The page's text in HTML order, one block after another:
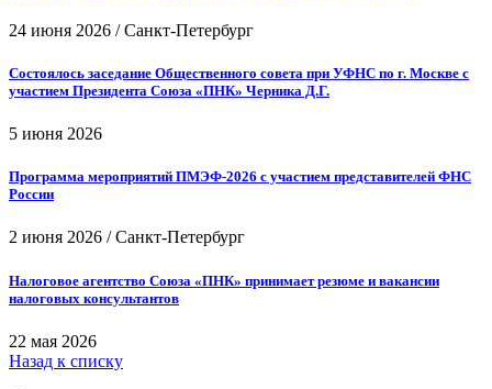
24 июня 2026 /Санкт-Петербург
Состоялось заседание Общественного совета при УФНС по г. Москве с
участием Президента Союза «ПНК» Черника Д.Г.
5 июня 2026
Программа мероприятий ПМЭФ-2026 с участием представителей ФНС
России
2 июня 2026 /Санкт-Петербург
Налоговое агентство Союза «ПНК» принимает резюме и вакансии
налоговых консультантов
22 мая 2026
Назад к списку